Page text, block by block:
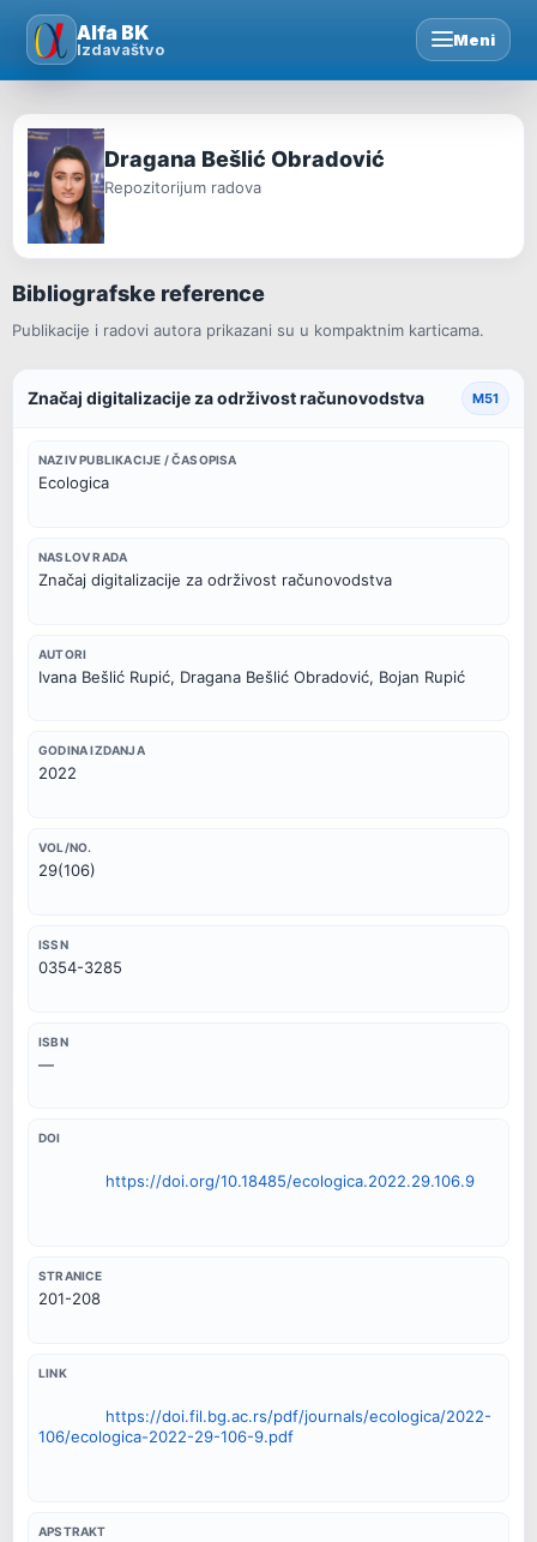
Alfa BK
Izdavaštvo Meni
Skip
content
Dragana Bešlić Obradović
Repozitorijum radova
Bibliografske reference
Publikacije i radovi autora prikazani su u kompaktnim karticama.
Značaj digitalizacije za održivost računovodstva M51
NAZIV PUBLIKACIJE / ČASOPISA
Ecologica
NASLOV RADA
Značaj digitalizacije za održivost računovodstva
AUTORI
Ivana Bešlić Rupić, Dragana Bešlić Obradović, Bojan Rupić
GODINA IZDANJA
2022
VOL/NO.
29(106)
ISSN
0354-3285
ISBN
—
DOI
https://doi.org/10.18485/ecologica.2022.29.106.9
STRANICE
201-208
LINK
https://doi.fil.bg.ac.rs/pdf/journals/ecologica/2022-
106/ecologica-2022-29-106-9.pdf
APSTRAKT